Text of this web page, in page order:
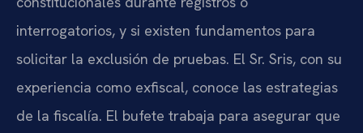
interrogatorios, y si existen fundamentos para
solicitar la exclusión de pruebas. El Sr. Sris, con su
experiencia como exfiscal, conoce las estrategias
de la fiscalía. El bufete trabaja para asegurar que